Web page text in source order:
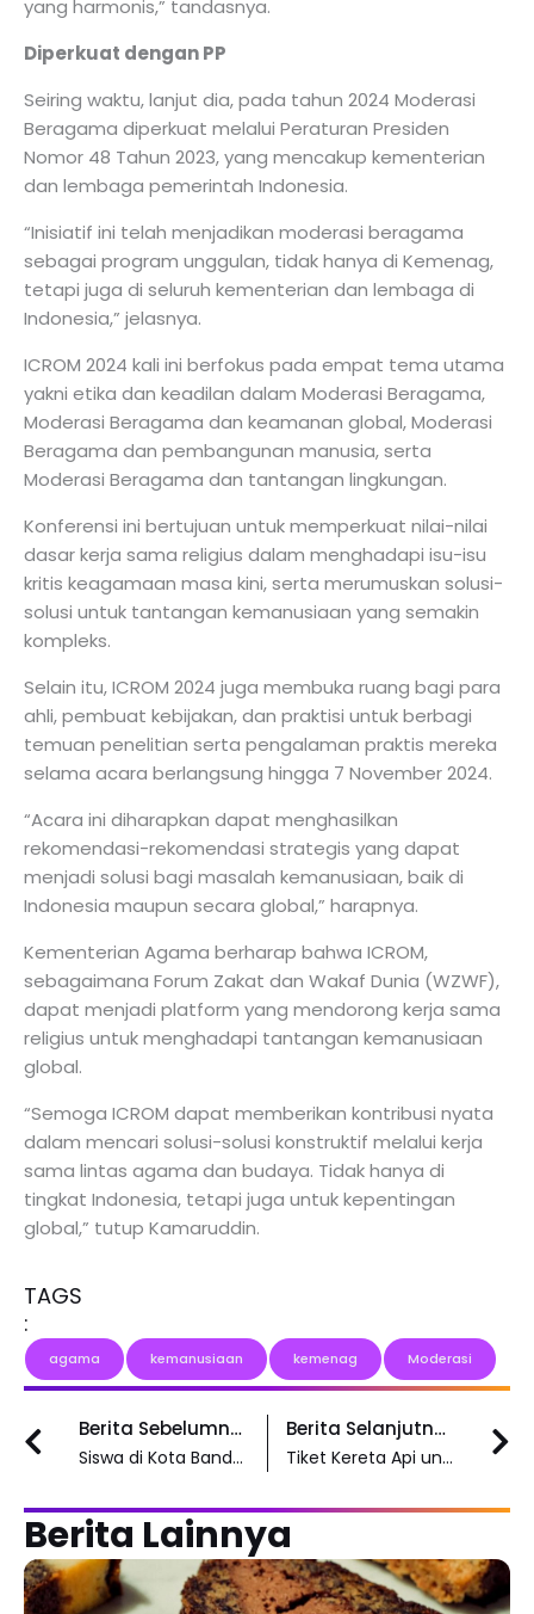
yang harmonis,” tandasnya.
Diperkuat dengan PP
Seiring waktu, lanjut dia, pada tahun 2024 Moderasi
Beragama diperkuat melalui Peraturan Presiden
Nomor 48 Tahun 2023, yang mencakup kementerian
dan lembaga pemerintah Indonesia.
“Inisiatif ini telah menjadikan moderasi beragama
sebagai program unggulan, tidak hanya di Kemenag,
tetapi juga di seluruh kementerian dan lembaga di
Indonesia,” jelasnya.
ICROM 2024 kali ini berfokus pada empat tema utama
yakni etika dan keadilan dalam Moderasi Beragama,
Moderasi Beragama dan keamanan global, Moderasi
Beragama dan pembangunan manusia, serta
Moderasi Beragama dan tantangan lingkungan.
Konferensi ini bertujuan untuk memperkuat nilai-nilai
dasar kerja sama religius dalam menghadapi isu-isu
kritis keagamaan masa kini, serta merumuskan solusi-
solusi untuk tantangan kemanusiaan yang semakin
kompleks.
Selain itu, ICROM 2024 juga membuka ruang bagi para
ahli, pembuat kebijakan, dan praktisi untuk berbagi
temuan penelitian serta pengalaman praktis mereka
selama acara berlangsung hingga 7 November 2024.
“Acara ini diharapkan dapat menghasilkan
rekomendasi-rekomendasi strategis yang dapat
menjadi solusi bagi masalah kemanusiaan, baik di
Indonesia maupun secara global,” harapnya.
Kementerian Agama berharap bahwa ICROM,
sebagaimana Forum Zakat dan Wakaf Dunia (WZWF),
dapat menjadi platform yang mendorong kerja sama
religius untuk menghadapi tantangan kemanusiaan
global.
“Semoga ICROM dapat memberikan kontribusi nyata
dalam mencari solusi-solusi konstruktif melalui kerja
sama lintas agama dan budaya. Tidak hanya di
tingkat Indonesia, tetapi juga untuk kepentingan
global,” tutup Kamaruddin.
TAGS
:
agama kemanusiaan kemenag Moderasi
Prev Berita Sebelumnya
Siswa di Kota Bandung Sambut Antusias Perekaman KTP Jelang Pilkada
Berita Selanjutnya
Tiket Kereta Api untuk Liburan Nataru 2024/2025 Sudah Bisa Dipesan
Berita Lainnya